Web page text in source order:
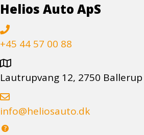
Helios Auto ApS
+45 44 57 00 88
Lautrupvang 12, 2750 Ballerup
info@heliosauto.dk